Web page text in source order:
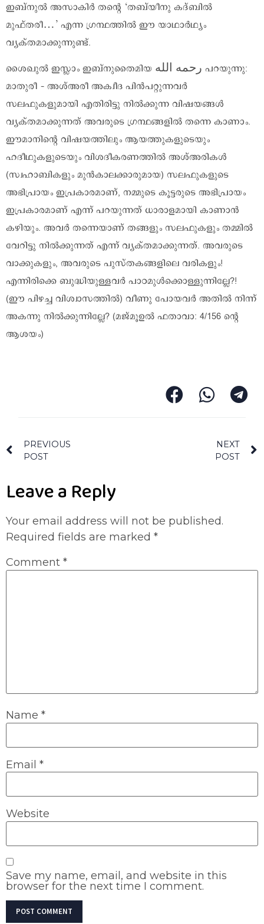
ഇബ്‌നുല്‍ അസാകിര്‍ തന്റെ ‘തബ്‌യീനു കദ്ബില്‍
മുഫ്തരീ…’ എന്ന ഗ്രന്ഥത്തില്‍ ഈ യാഥാര്‍ഥ്യം
വ്യക്തമാക്കുന്നുണ്ട്.
ശൈഖുൽ ഇസ്ലാം ഇബ്നുതൈമിയ رحمه الله പറയുന്നു:
മാതുരീ – അശ്അരീ അക്വീദ പിൻപറ്റുന്നവർ
സലഫുകളുമായി എതിരിട്ടു നിൽക്കുന്ന വിഷയങ്ങൾ
വ്യക്തമാക്കുന്നത് അവരുടെ ഗ്രന്ഥങ്ങളിൽ തന്നെ കാണാം.
ഈമാനിന്റെ വിഷയത്തിലും ആയത്തുകളുടെയും
ഹദീഥുകളുടെയും വിശദീകരണത്തിൽ അശ്അരികൾ
(സ്വഹാബികളും മുൻകാലക്കാരുമായ) സലഫുകളുടെ
അഭിപ്രായം ഇപ്രകാരമാണ്, നമ്മുടെ കൂട്ടരുടെ അഭിപ്രായം
ഇപ്രകാരമാണ് എന്ന് പറയുന്നത് ധാരാളമായി കാണാൻ
കഴിയും. അവർ തന്നെയാണ് തങ്ങളും സലഫുകളും തമ്മിൽ
വേറിട്ടു നിൽക്കുന്നത് എന്ന് വ്യക്തമാക്കുന്നത്. അവരുടെ
വാക്കുകളും, അവരുടെ പുസ്‌തകങ്ങളിലെ വരികളും!
എന്നിരിക്കെ ബുദ്ധിയുള്ളവർ പാഠമുൾക്കൊള്ളുന്നില്ലേ?!
(ഈ പിഴച്ച വിശ്വാസത്തിൽ) വീണു പോയവർ അതിൽ നിന്ന്
അകന്നു നിൽക്കുന്നില്ലേ? (മജ്‌മൂഉൽ ഫതാവാ: 4/156 ന്റെ
ആശയം)
PREVIOUS
POST
NEXT
POST
Leave a Reply
Your email address will not be published.
Required fields are marked *
Comment *
Name *
Email *
Website
Save my name, email, and website in this
browser for the next time I comment.